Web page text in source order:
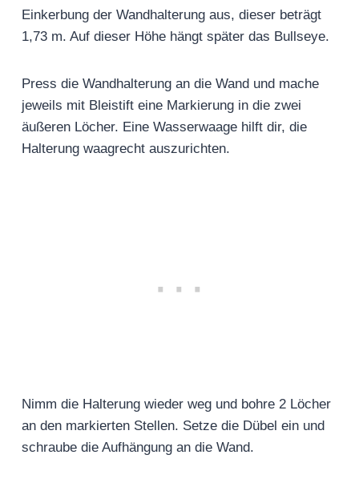
Einkerbung der Wandhalterung aus, dieser beträgt
1,73 m. Auf dieser Höhe hängt später das Bullseye.
Press die Wandhalterung an die Wand und mache
jeweils mit Bleistift eine Markierung in die zwei
äußeren Löcher. Eine Wasserwaage hilft dir, die
Halterung waagrecht auszurichten.
Nimm die Halterung wieder weg und bohre 2 Löcher
an den markierten Stellen. Setze die Dübel ein und
schraube die Aufhängung an die Wand.